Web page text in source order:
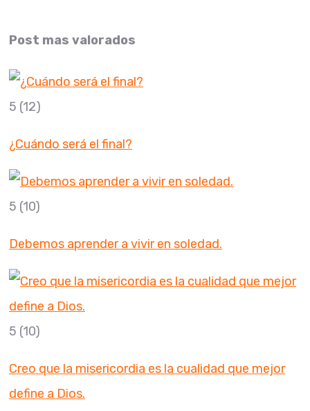
Post mas valorados
5 (12)
¿Cuándo será el final?
5 (10)
Debemos aprender a vivir en soledad.
5 (10)
Creo que la misericordia es la cualidad que mejor
define a Dios.